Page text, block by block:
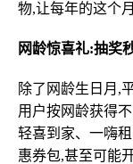
物,让每年的这个
网龄惊喜礼:抽奖
除了网龄生日月,
用户按网龄获得
轻喜到家、一嗨
惠券包,甚至可能